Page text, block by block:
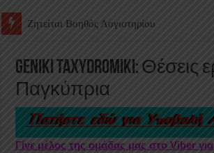
Ζητείται Υπάλληλος για γέμισμα και
Geniki Taxydromiki: Θέσεις
Παγκύπρια
Γίνε μέλος της ομάδας μας στο Viber